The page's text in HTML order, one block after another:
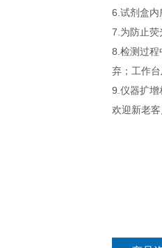
6.试剂盒内
7.为防止荧
8.检测过程
弃；工作
9.仪器扩增
欢迎新老